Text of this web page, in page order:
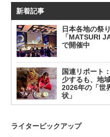
新着記事
日本各地の祭
「MATSURI
で開催中
国連リポート
少するも、地
2026年の「世
状」
ライターピックアップ